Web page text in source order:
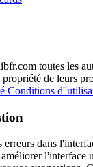
toutes les
de leurs
Conditions
dans
l'interface